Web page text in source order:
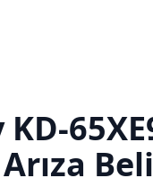
KD-